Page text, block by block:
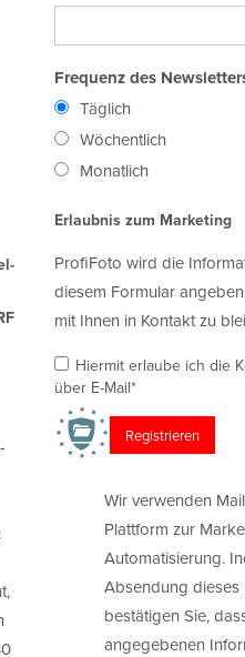
Frequenz des
Täglich
Wöchentlich
Monatlich
Erlaubnis zum Marketing
ProfiFoto wird die
diesem Formular
mit Ihnen in Kontakt zu
Hiermit erlaube ich die
über E-Mail*
Wir verwenden
Plattform zur
Automatisierung.
Absendung dieses
bestätigen Sie,
angegebenen